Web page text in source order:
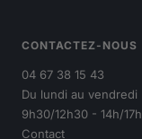
CONTACTEZ-NOUS
04 67 38 15 43
Du lundi au vendredi
9h30/12h30 - 14h/17h
Contact